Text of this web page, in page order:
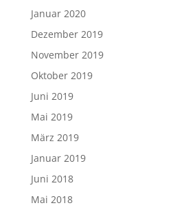
Januar 2020
Dezember 2019
November 2019
Oktober 2019
Juni 2019
Mai 2019
März 2019
Januar 2019
Juni 2018
Mai 2018